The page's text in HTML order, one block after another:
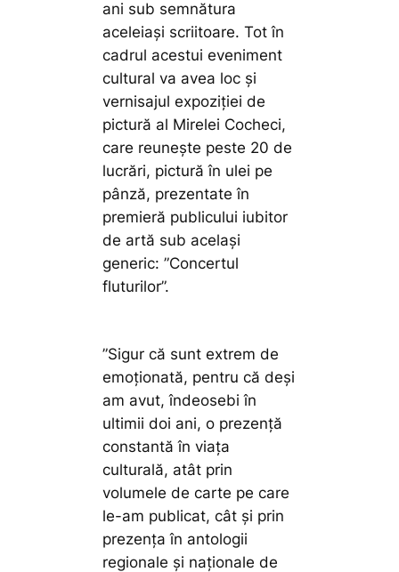
ani sub semnătura
aceleiași scriitoare. Tot în
cadrul acestui eveniment
cultural va avea loc și
vernisajul expoziției de
pictură al Mirelei Cocheci,
care reunește peste 20 de
lucrări, pictură în ulei pe
pânză, prezentate în
premieră publicului iubitor
de artă sub același
generic: ”Concertul
fluturilor”.
”Sigur că sunt extrem de
emoționată, pentru că deși
am avut, îndeosebi în
ultimii doi ani, o prezență
constantă în viața
culturală, atât prin
volumele de carte pe care
le-am publicat, cât și prin
prezența în antologii
regionale și naționale de